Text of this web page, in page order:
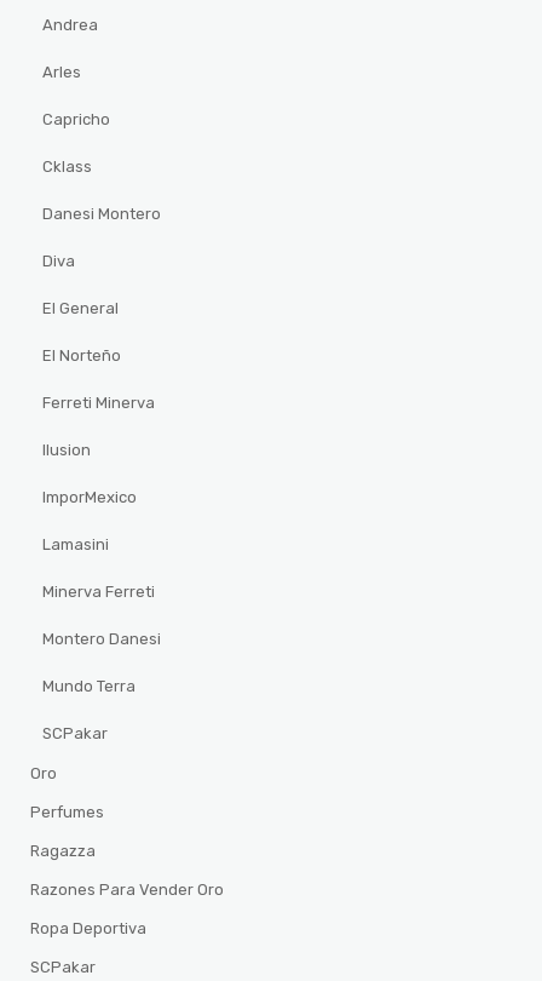
Andrea
Arles
Capricho
Cklass
Danesi Montero
Diva
El General
El Norteño
Ferreti Minerva
Ilusion
ImporMexico
Lamasini
Minerva Ferreti
Montero Danesi
Mundo Terra
SCPakar
Oro
Perfumes
Ragazza
Razones Para Vender Oro
Ropa Deportiva
SCPakar